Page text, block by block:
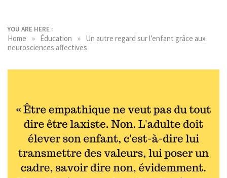
YOU ARE HERE :
Home » Éducation » Un autre regard sur l’enfant grâce aux
neurosciences affectives